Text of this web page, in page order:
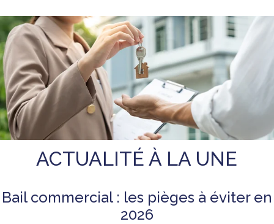
ACTUALITÉ À LA UNE
Bail commercial : les pièges à éviter en
2026